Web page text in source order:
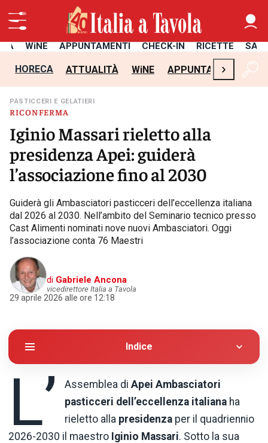
WiNE APPUNTAMENTI CHECK-IN RICETTE
HORECA ATTUALITÀ WiNE APPUNTAMENTI
›
RICONFERMA
PASTICCERI E GELATIERI
Iginio Massari rieletto alla
presidenza Apei: guiderà
l’associazione fino al 2030
Guiderà gli Ambasciatori pasticceri dell’eccellenza italiana
dal 2026 al 2030. Nell’ambito del Seminario tecnico presso
Cast Alimenti nominati nove nuovi Ambasciatori. Oggi
l’associazione conta 76 Maestri
di Gabriele Ancona
vicedirettore Italia a Tavola
29 aprile 2026 alle ore 12:18
Indice
L’ Assemblea diApei Ambasciatori
pasticceri dell’eccellenza italiana ha
rieletto alla presidenza per il quadriennio
2026-2030 il maestro Iginio Massari. Sotto la sua